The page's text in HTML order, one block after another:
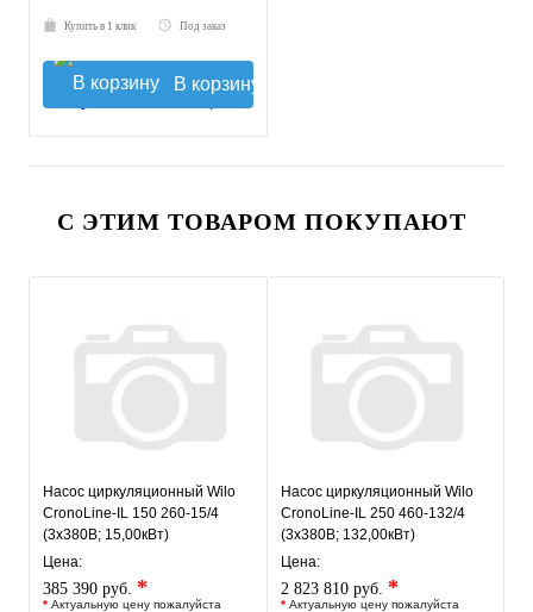
Купить в 1 клик Под заказ
В корзину
С ЭТИМ ТОВАРОМ ПОКУПАЮТ
Насос циркуляционный Wilo
CronoLine-IL 150 260-15/4
(3х380В; 15,00кВт)
Цена:
385 390 руб. *
* Актуальную цену пожалуйста
Насос циркуляционный Wilo
CronoLine-IL 250 460-132/4
(3х380В; 132,00кВт)
Цена:
2 823 810 руб. *
* Актуальную цену пожалуйста